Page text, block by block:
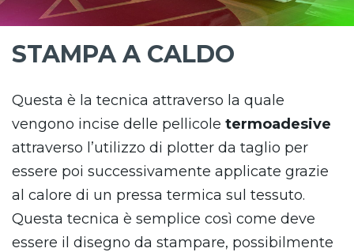
STAMPA A CALDO
Questa è la tecnica attraverso la quale
vengono incise delle pellicole termoadesive
attraverso l’utilizzo di plotter da taglio per
essere poi successivamente applicate grazie
al calore di un pressa termica sul tessuto.
Questa tecnica è semplice così come deve
essere il disegno da stampare, possibilmente